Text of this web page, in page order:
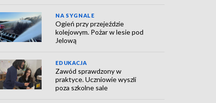
NA SYGNALE
Ogień przy przejeździe
kolejowym. Pożar w lesie pod
Jelową
EDUKACJA
Zawód sprawdzony w
praktyce. Uczniowie wyszli
poza szkolne sale